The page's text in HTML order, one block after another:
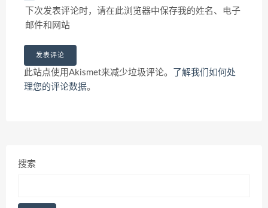
下次发表评论时，请在此浏览器中保存我的姓名、电子
邮件和网站
此站点使用Akismet来减少垃圾评论。
了解我们如何处
理您的评论数据。
搜索